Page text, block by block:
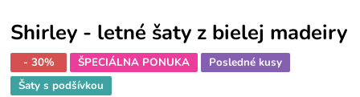
Shirley - letné šaty z bielej madeiry
- 30% ŠPECIÁLNA PONUKA
Posledné kusy
Šaty s podšívkou